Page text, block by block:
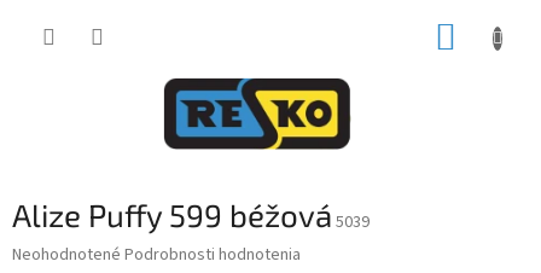
Alize Puffy 599 béžová 5039
Priemerné
Neohodnotené Podrobnosti hodnotenia